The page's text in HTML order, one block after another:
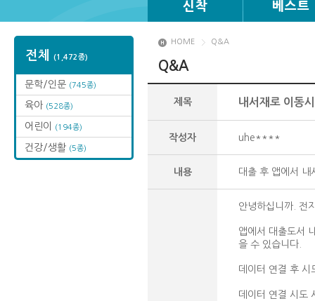
신착 베스트
전체 (1,472종)
문학/인문 (745종)
육아 (528종)
어린이 (194종)
건강/생활 (5종)
HOME Q&A
Q&A
제목 내서재로 이동
작성자 uhe****
내용 대출 후 앱에서 내
안녕하십니까. 전
앱에서 대출도서
을 수 있습니다.
데이터 연결 후 시
데이터 연결 시도